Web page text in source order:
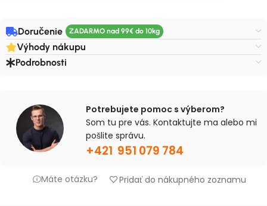
Doručenie
Výhody nákupu
Podrobnosti
Potrebujete pomoc s výberom?
Som tu pre vás. Kontaktujte ma alebo mi
pošlite správu.
+421 951 079 784
Máte otázku? Pridať do nákupného zoznamu